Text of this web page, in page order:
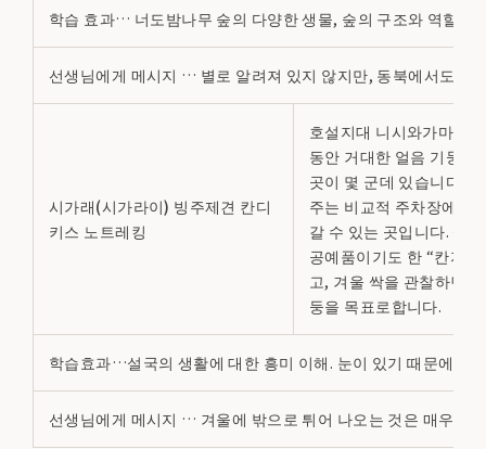
학습 효과… 너도밤나무 숲의 다양한 생물, 숲의 구조와 역할을
선생님에게 메시지 … 별로 알려져 있지 않지만, 동북에서도 유
시가래(시가라이) 빙주제견 칸디
키스 노트레킹
호설지대 니시와가마치
동안 거대한 얼음 기둥이
곳이 몇 군데 있습니다.
주는 비교적 주차장에서
갈 수 있는 곳입니다. 설
공예품이기도 한 “칸지키
고, 겨울 싹을 관찰하면서
둥을 목표로합니다.
학습효과…설국의 생활에 대한 흥미 이해. 눈이 있기 때문에 마
선생님에게 메시지 … 겨울에 밖으로 튀어 나오는 것은 매우 중